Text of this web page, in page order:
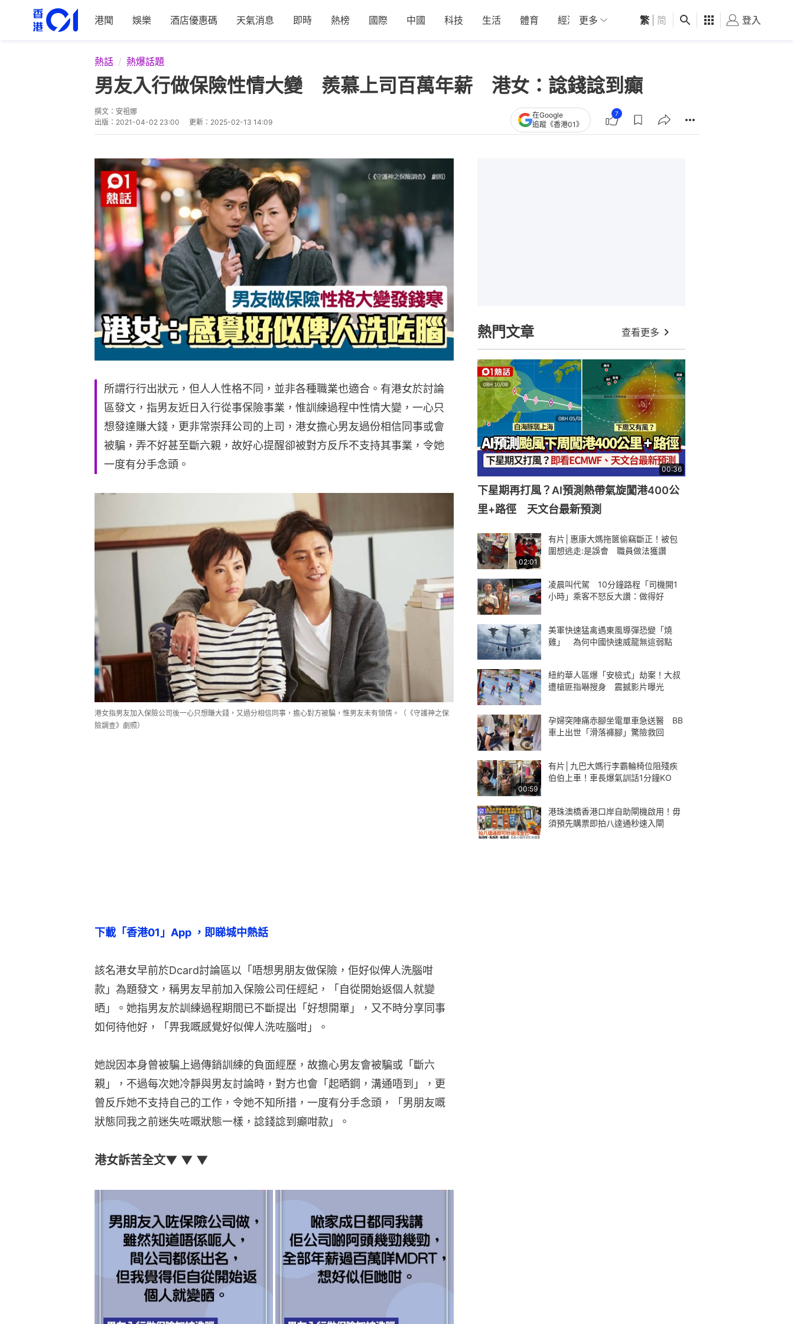
港聞 娛樂 酒店優惠碼 天氣消息 即時 熱榜 國際 中國 科技 生活 體育 經濟 01深圳 觀點 健康 好食玩飛
更多 繁 简 登入
熱話 熱爆話題
男友入行做保險性情大變 羨慕上司百萬年薪 港女：諗錢諗到癲
撰文： 安祖娜
出版： 2021-04-02 23:00 更新： 2025-02-13 14:09
在Google
追蹤《香港01》
7
所謂行行出狀元，但人人性格不同，並非各種職業也適合。有港女於討論
區發文，指男友近日入行從事保險事業，惟訓練過程中性情大變，一心只
想發達賺大錢，更非常崇拜公司的上司，港女擔心男友過份相信同事或會
被騙，弄不好甚至斷六親，故好心提醒卻被對方反斥不支持其事業，令她
一度有分手念頭。
港女指男友加入保險公司後一心只想賺大錢，又過分相信同事，擔心對方被騙，惟男友未有領情。（《守護神之保
險調查》劇照）
下載「香港01」App ，即睇城中熱話
該名港女早前於Dcard討論區以「唔想男朋友做保險，佢好似俾人洗腦咁
款」為題發文，稱男友早前加入保險公司任經紀，「自從開始返個人就變
晒」。她指男友於訓練過程期間已不斷提出「好想開單」，又不時分享同事
如何待他好，「畀我嘅感覺好似俾人洗咗腦咁」。
她說因本身曾被騙上過傳銷訓練的負面經歷，故擔心男友會被騙或「斷六
親」，不過每次她冷靜與男友討論時，對方也會「起晒鋼，溝通唔到」，更
曾反斥她不支持自己的工作，令她不知所措，一度有分手念頭，「男朋友嘅
狀態同我之前迷失咗嘅狀態一樣，諗錢諗到癲咁款」。
港女訴苦全文▼ ▼ ▼
熱門文章 查看更多
00:36
下星期再打風？AI預測熱帶氣旋闖港400公
里+路徑 天文台最新預測
02:01
有片│惠康大媽拖篋偷竊斷正！被包
圍想逃走:是誤會 職員做法獲讚
凌晨叫代駕 10分鐘路程「司機開1
小時」乘客不怒反大讚：做得好
美軍快速猛禽遇東風導彈恐變「燒
雞」 為何中國快速威龍無這弱點
紐約華人區爆「安檢式」劫案！大叔
遭槍匪指嚇搜身 震撼影片曝光
孕婦突陣痛赤腳坐電單車急送醫 BB
車上出世「滑落褲腳」驚險救回
00:59
有片│九巴大媽行李霸輪椅位阻殘疾
伯伯上車！車長爆氣訓話1分鐘KO
港珠澳橋香港口岸自助閘機啟用！毋
須預先購票即拍八達通秒速入閘